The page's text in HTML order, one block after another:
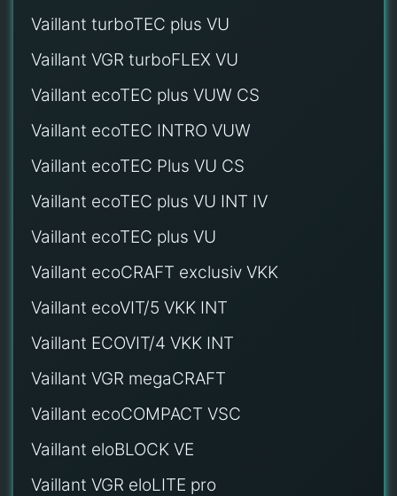
Vaillant turboTEC plus VU
Vaillant VGR turboFLEX VU
Vaillant ecoTEC plus VUW CS
Vaillant ecoTEC INTRO VUW
Vaillant ecoTEC Plus VU CS
Vaillant ecoTEC plus VU INT IV
Vaillant ecoTEC plus VU
Vaillant ecoCRAFT exclusiv VKK
Vaillant ecoVIT/5 VKK INT
Vaillant ECOVIT/4 VKK INT
Vaillant VGR megaCRAFT
Vaillant ecoCOMPACT VSC
Vaillant eloBLOCK VE
Vaillant VGR eloLITE pro